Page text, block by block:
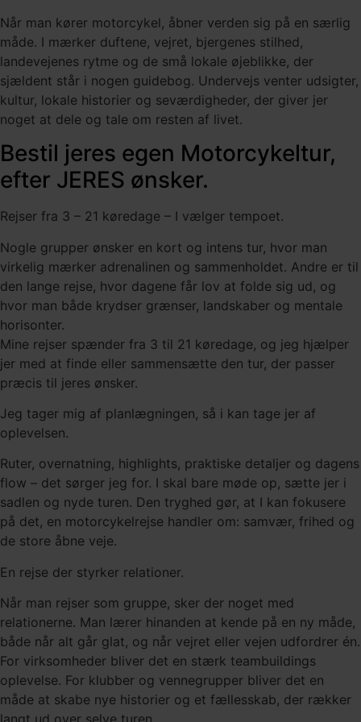
Når man kører motorcykel, åbner verden sig på en særlig
måde. I mærker duftene, vejret, bjergenes stilhed,
landevejenes rytme og de små lokale øjeblikke, der
sjældent står i nogen guidebog. Undervejs venter udsigter,
kultur, lokale historier og seværdigheder, der giver jer
noget at dele og tale om resten af livet.
Bestil jeres egen Motorcykeltur,
efter JERES ønsker.
Rejser fra 3 – 21 køredage – I vælger tempoet.
Nogle grupper ønsker en kort og intens tur, hvor man
virkelig mærker adrenalinen og sammenholdet. Andre er til
den lange rejse, hvor dagene får lov at folde sig ud, og
hvor man både krydser grænser, landskaber og mentale
horisonter.
Mine rejser spænder fra 3 til 21 køredage, og jeg hjælper
jer med at finde eller sammensætte den tur, der passer
præcis til jeres ønsker.
Jeg tager mig af planlægningen, så i kan tage jer af
oplevelsen.
Ruter, overnatning, highlights, praktiske detaljer og dagens
flow – det sørger jeg for. I skal bare møde op, sætte jer i
sadlen og nyde turen. Den tryghed gør, at I kan fokusere
på det, en motorcykelrejse handler om: samvær, frihed og
de store åbne veje.
En rejse der styrker relationer.
Når man rejser som gruppe, sker der noget med
relationerne. Man lærer hinanden at kende på en ny måde,
både når alt går glat, og når vejret eller vejen udfordrer én.
For virksomheder bliver det en stærk teambuildings
oplevelse. For klubber og vennegrupper bliver det en
måde at skabe nye historier og et fællesskab, der rækker